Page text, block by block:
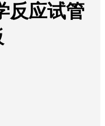
反应试管